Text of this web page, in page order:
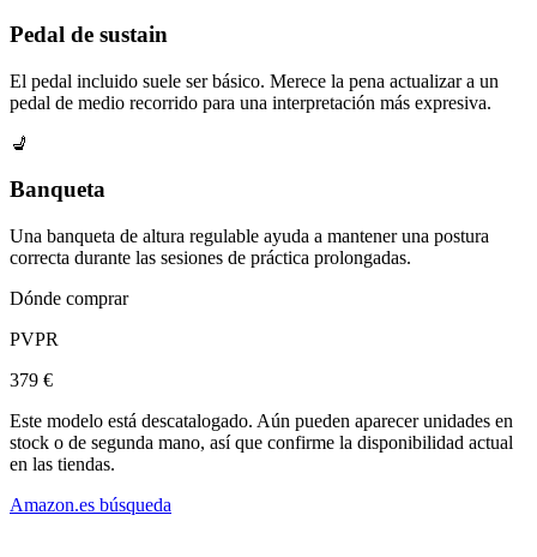
Pedal de sustain
El pedal incluido suele ser básico. Merece la pena actualizar a un
pedal de medio recorrido para una interpretación más expresiva.
💺
Banqueta
Una banqueta de altura regulable ayuda a mantener una postura
correcta durante las sesiones de práctica prolongadas.
Dónde comprar
PVPR
379 €
Este modelo está descatalogado. Aún pueden aparecer unidades en
stock o de segunda mano, así que confirme la disponibilidad actual
en las tiendas.
Amazon.es búsqueda